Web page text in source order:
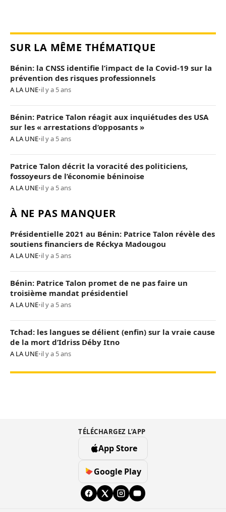
SUR LA MÊME THÉMATIQUE
Bénin: la CNSS identifie l’impact de la Covid-19 sur la
prévention des risques professionnels
A LA UNE•il y a 5 ans
Bénin: Patrice Talon réagit aux inquiétudes des USA
sur les « arrestations d’opposants »
A LA UNE•il y a 5 ans
Patrice Talon décrit la voracité des politiciens,
fossoyeurs de l’économie béninoise
A LA UNE•il y a 5 ans
À NE PAS MANQUER
Présidentielle 2021 au Bénin: Patrice Talon révèle des
soutiens financiers de Réckya Madougou
A LA UNE•il y a 5 ans
Bénin: Patrice Talon promet de ne pas faire un
troisième mandat présidentiel
A LA UNE•il y a 5 ans
Tchad: les langues se délient (enfin) sur la vraie cause
de la mort d’Idriss Déby Itno
A LA UNE•il y a 5 ans
TÉLÉCHARGEZ L’APP
App Store
Google Play